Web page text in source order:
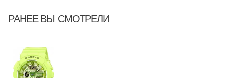
РАНЕЕ ВЫ СМОТРЕЛИ